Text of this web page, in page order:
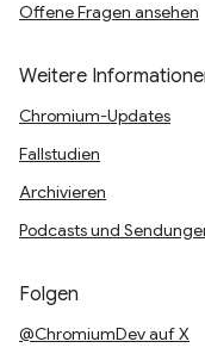
Offene Fragen ansehen
Weitere
Chromium-Updates
Fallstudien
Archivieren
Podcasts und
Folgen
@ChromiumDev auf X